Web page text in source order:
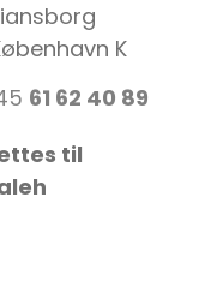
K
61 62 40 89
til